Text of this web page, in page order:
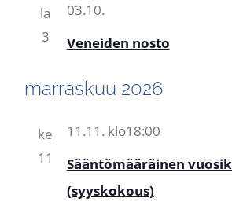
la
3
03.10.
Veneiden nosto
marraskuu 2026
ke
11
11.11. klo18:00
Sääntömääräinen
(syyskokous)